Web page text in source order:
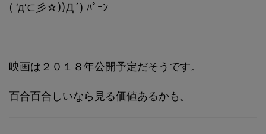
( ‘д‘⊂彡☆))Д´) ﾊﾟｰﾝ
映画は２０１８年公開予定だそうです。
百合百合しいなら見る価値あるかも。